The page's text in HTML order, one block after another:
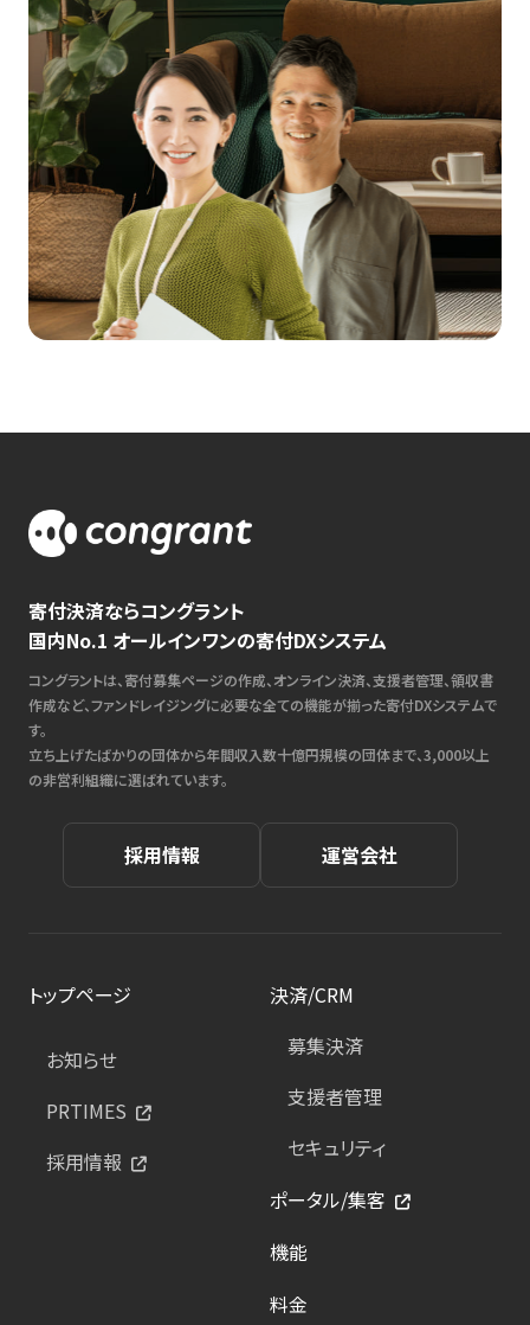
寄付決済ならコングラント
国内No.1 オールインワンの寄付DXシステム
コングラントは、寄付募集ページの作成、オンライン決済、支援者管理、領収書
作成など、ファンドレイジングに必要な全ての機能が揃った寄付DXシステムで
す。
立ち上げたばかりの団体から年間収入数十億円規模の団体まで、3,000以上
の非営利組織に選ばれています。
採用情報 運営会社
トップページ
お知らせ
PRTIMES
採用情報
決済/CRM
募集決済
支援者管理
セキュリティ
ポータル/集客
機能
料金